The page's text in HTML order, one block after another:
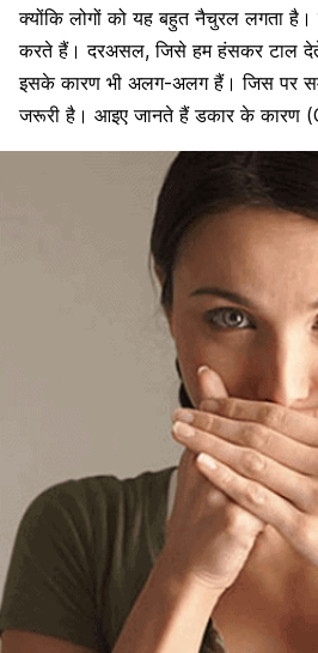
क्योंकि लोगों को यह बहुत नैचुरल लगता
करते हैं। दरअसल, जिसे हम हंसकर टाल
इसके कारण भी अलग-अलग हैं। जिस पर
जरूरी है। आइए जानते हैं डकार के कारण